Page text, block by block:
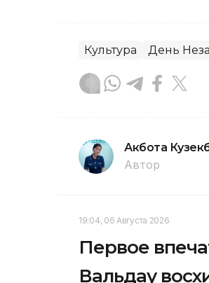
Культура День
Акбота
Автор
19:04, 06 Августа 2026
Первое
Вальдау